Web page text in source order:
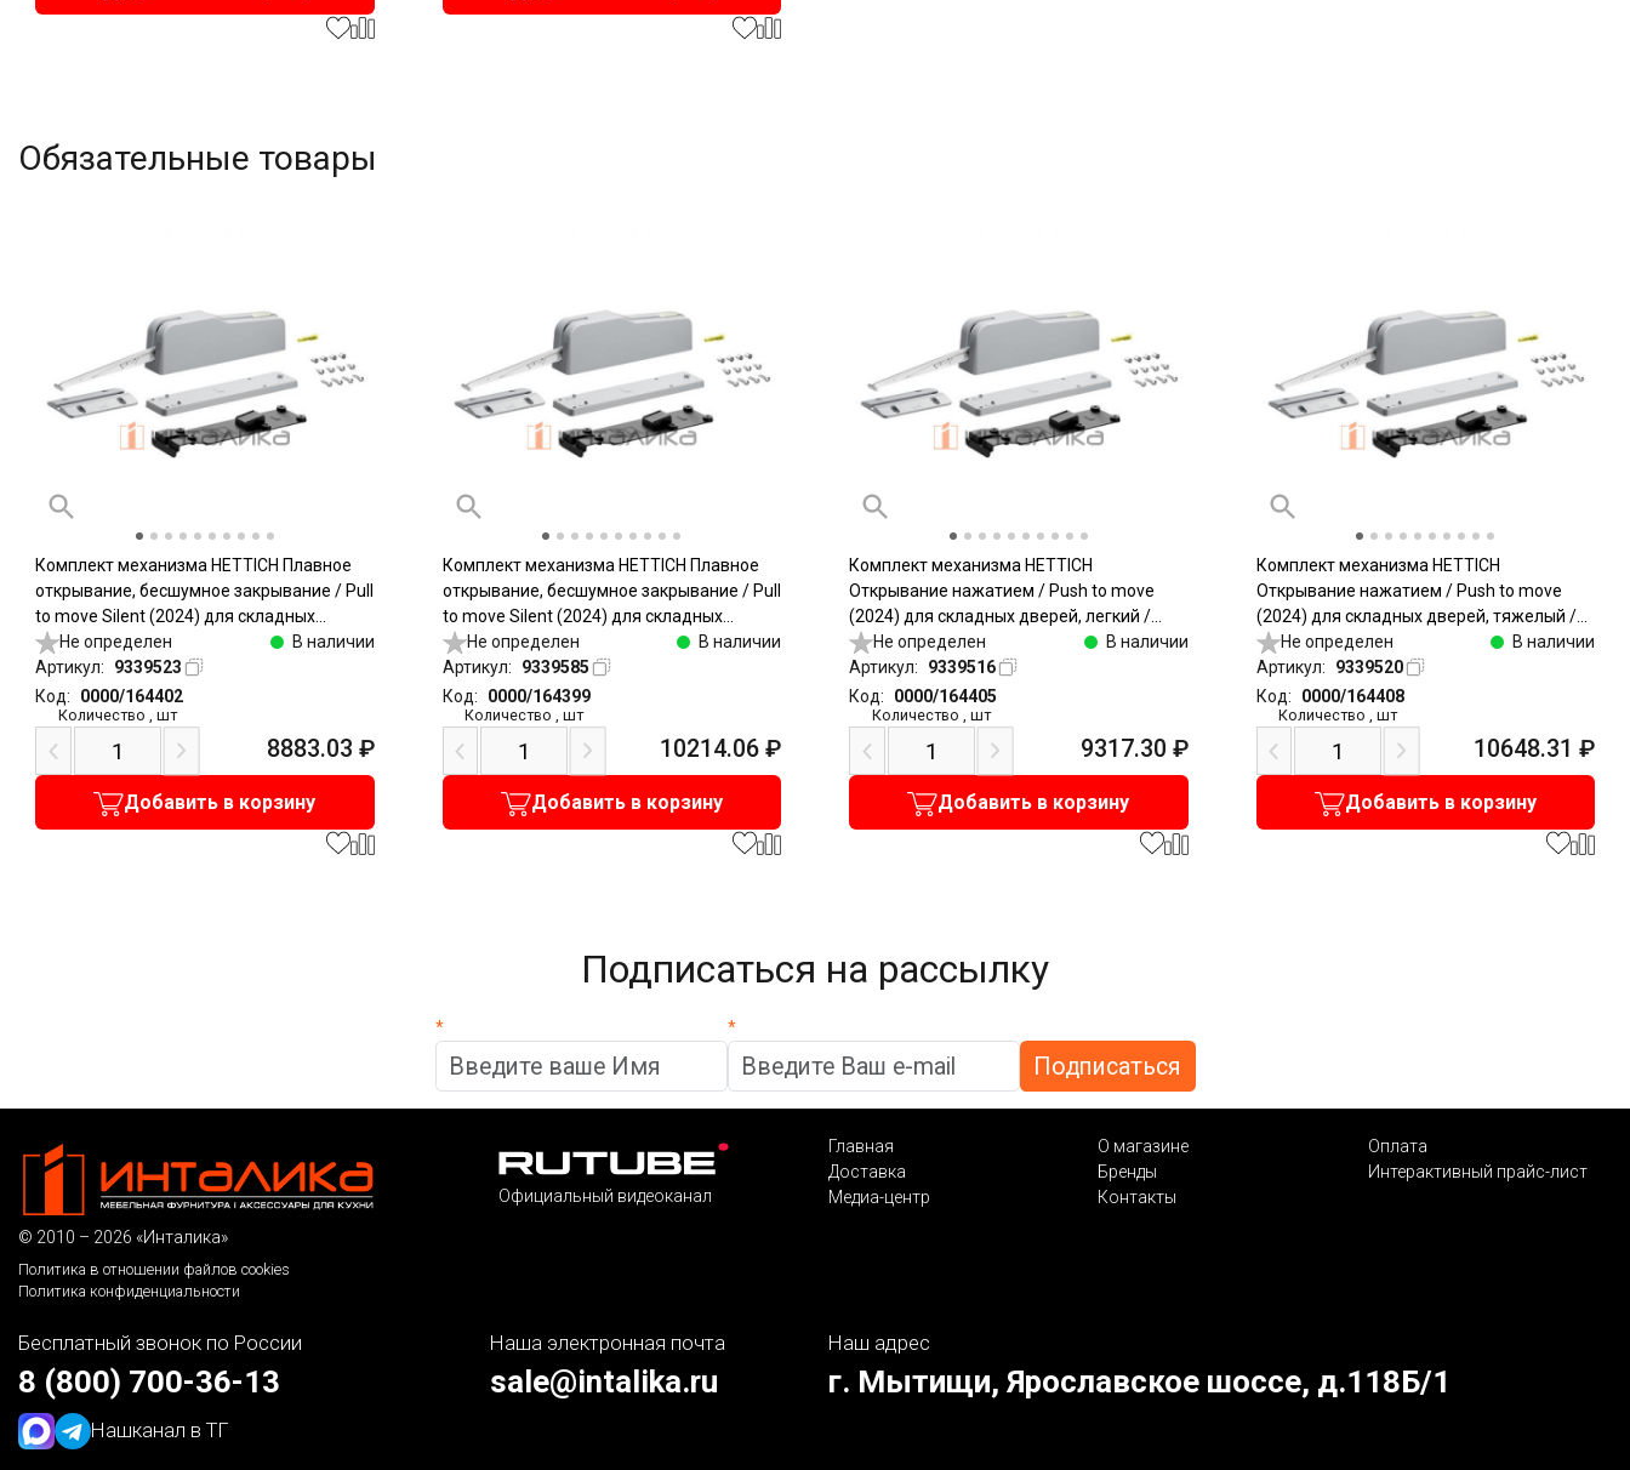
Обязательные товары
Комплект механизма HETTICH Плавное
открывание, бесшумное закрывание / Pull
to move Silent (2024) для складных
дверей, легкий / Light, серый
Не определен
В наличии
Артикул:
9339523
Код:
0000/164402
Количество , шт
8883.03 ₽
Добавить в корзину
Комплект механизма HETTICH Плавное
открывание, бесшумное закрывание / Pull
to move Silent (2024) для складных
дверей, тяжелый / Heavy, серый
Не определен
В наличии
Артикул:
9339585
Код:
0000/164399
Количество ,шт
10214.06 ₽
Добавить в корзину
Комплект механизма HETTICH
Открывание нажатием / Push to move
(2024) для складных дверей, легкий /
Light, серый
Не определен
В наличии
Артикул:
9339516
Код:
0000/164405
Количество , шт
9317.30 ₽
Добавить в корзину
Комплект механизма HETTICH
Открывание нажатием / Push to move
(2024) для складных дверей, тяжелый /
Heavy, серый
Не определен
В наличии
Артикул:
9339520
Код:
0000/164408
Количество ,шт
10648.31 ₽
Добавить в корзину
Подписаться на рассылку
* *
© 2010 – 2026 «Инталика»
Политика в отношении файлов cookies
Политика конфиденциальности
Официальный видеоканал
Главная О магазине
Оплата
Доставка
Бренды
Интерактивный прайс-лист
Медиа-центр
Контакты
Бесплатный звонок по России
8 (800) 700-36-13
Нашканал в ТГ
Наша электронная почта
sale@intalika.ru
Наш адрес
г. Мытищи, Ярославское шоссе, д.118Б/1